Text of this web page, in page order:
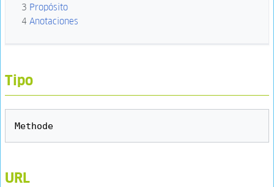
3 Propósito
4 Anotaciones
Tipo
URL